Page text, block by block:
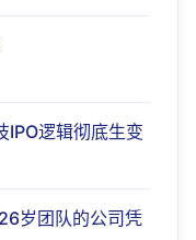
IPO逻辑彻底生变
岁团队的公司凭